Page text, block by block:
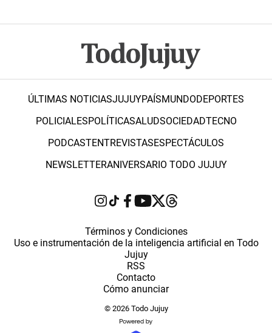
ÚLTIMAS NOTICIASJUJUYPAÍSMUNDODEPORTES
POLICIALESPOLÍTICASALUDSOCIEDADTECNO
PODCASTENTREVISTASESPECTÁCULOS
NEWSLETTERANIVERSARIO TODO JUJUY
Términos y Condiciones
Uso e instrumentación de la inteligencia artificial en Todo
Jujuy
RSS
Contacto
Cómo anunciar
© 2026 Todo Jujuy